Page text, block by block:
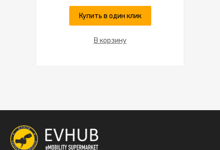
Купить в один клик
В корзину